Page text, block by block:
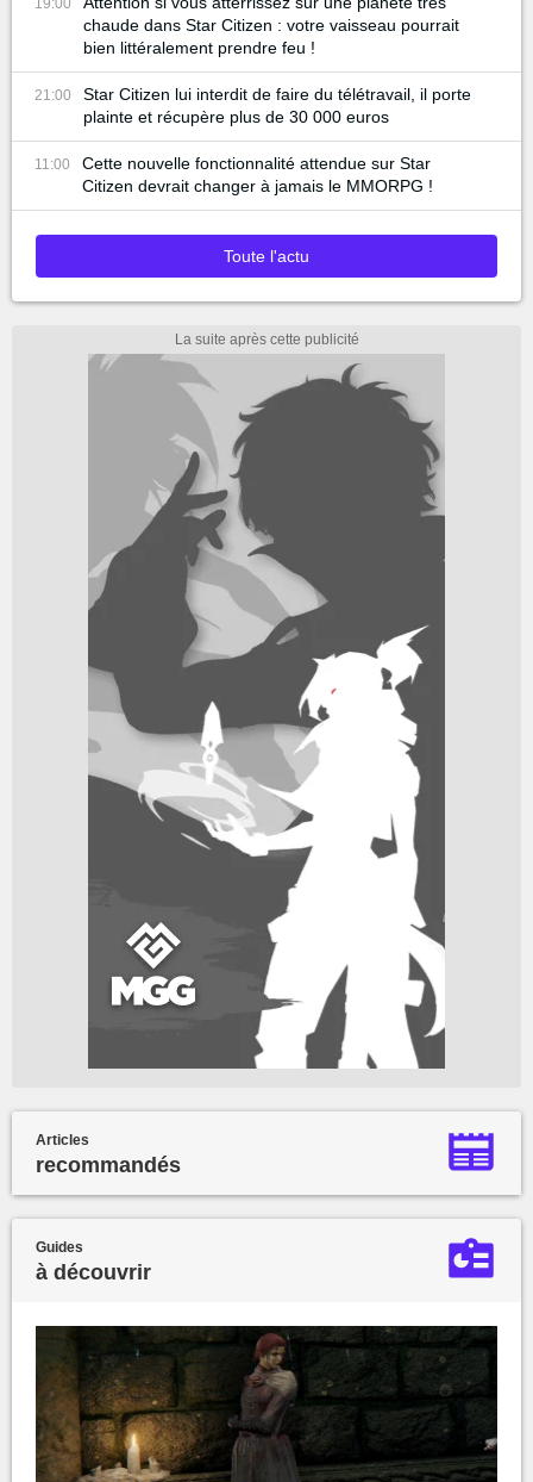
chaude dans Star Citizen : votre vaisseau pourrait
bien littéralement prendre feu !
21:00
Star Citizen lui interdit de faire du télétravail, il porte
plainte et récupère plus de 30 000 euros
11:00
Cette nouvelle fonctionnalité attendue sur Star
Citizen devrait changer à jamais le MMORPG !
Toute l'actu
Articles
recommandés
Guides
à découvrir